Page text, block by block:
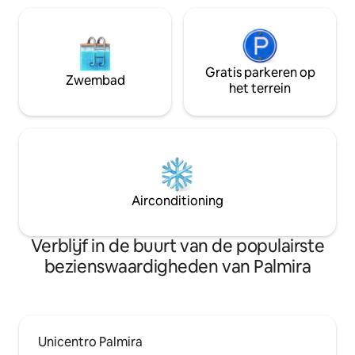
Zwembad
Gratis parkeren op
het terrein
Airconditioning
Verblijf in de buurt van de populairste
bezienswaardigheden van Palmira
Unicentro Palmira